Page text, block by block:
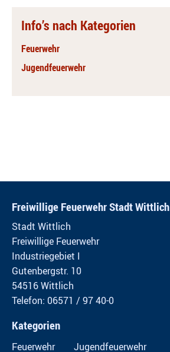
Info’s nach Kategorien
Feuerwehr
Jugendfeuerwehr
Freiwillige Feuerwehr Stadt Wittlich
Stadt Wittlich
Freiwillige Feuerwehr
Industriegebiet I
Gutenbergstr. 10
54516 Wittlich
Telefon: 06571 / 97 40-0
Kategorien
Feuerwehr Jugendfeuerwehr